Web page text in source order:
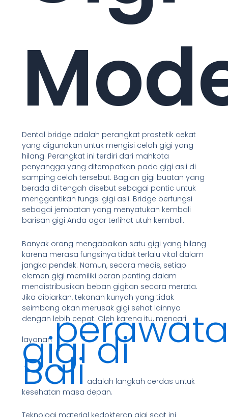
Dental bridge adalah perangkat prostetik cekat
yang digunakan untuk mengisi celah gigi yang
hilang. Perangkat ini terdiri dari mahkota
penyangga yang ditempatkan pada gigi asli di
samping celah tersebut. Bagian gigi buatan yang
berada di tengah disebut sebagai pontic untuk
menggantikan fungsi gigi asli. Bridge berfungsi
sebagai jembatan yang menyatukan kembali
barisan gigi Anda agar terlihat utuh kembali.
Banyak orang mengabaikan satu gigi yang hilang
karena merasa fungsinya tidak terlalu vital dalam
jangka pendek. Namun, secara medis, setiap
elemen gigi memiliki peran penting dalam
mendistribusikan beban gigitan secara merata.
Jika dibiarkan, tekanan kunyah yang tidak
seimbang akan merusak gigi sehat lainnya
dengan lebih cepat. Oleh karena itu, mencari
layanan
gigi di
Bali adalah langkah cerdas untuk
kesehatan masa depan.